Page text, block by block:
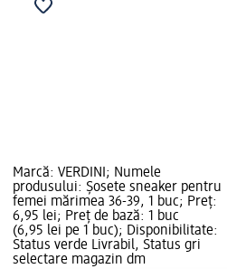
Marcă: VERDINI; Numele
produsului: Șosete sneaker pentru
femei mărimea 36-39, 1 buc; Preț:
6,95 lei; Preț de bază: 1 buc
(6,95 lei pe 1 buc); Disponibilitate:
Status verde Livrabil, Status gri
selectare magazin dm